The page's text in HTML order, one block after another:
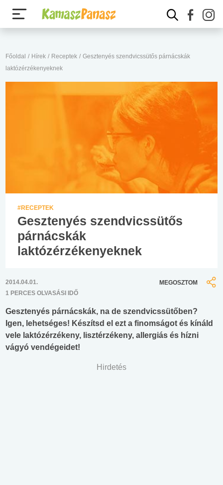
Főoldal / Hírek / Receptek / Gesztenyés szendvicssütős párnácskák
laktózérzékenyeknek
#RECEPTEK
Gesztenyés szendvicssütős
párnácskák
laktózérzékenyeknek
2014.04.01.
1 PERCES OLVASÁSI IDŐ
MEGOSZTOM
Gesztenyés párnácskák, na de szendvicssütőben?
Igen, lehetséges! Készítsd el ezt a finomságot és kínáld
vele laktózérzékeny, lisztérzékeny, allergiás és hízni
vágyó vendégeidet!
Hirdetés